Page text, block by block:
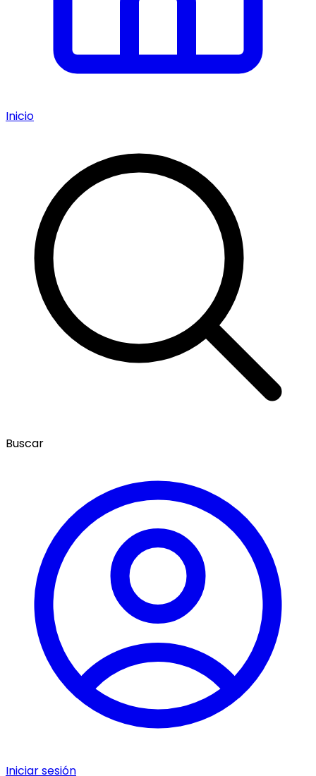
Inicio
Buscar
Iniciar sesión